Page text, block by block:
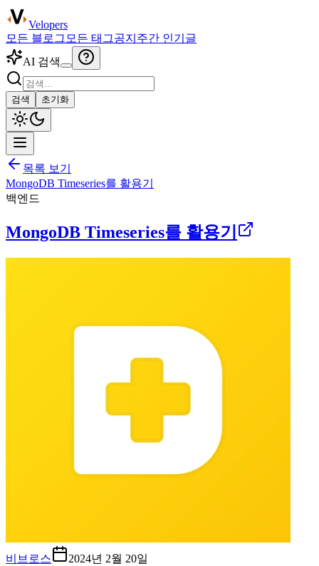
Velopers
모든 블로그 모든 태그공지 주간 인기글
AI 검색
검색 초기화
목록 보기
MongoDB Timeseries를 활용기
백엔드
MongoDB Timeseries를 활용기
비브로스 2024년 2월 20일